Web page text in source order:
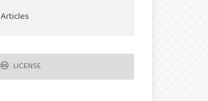
Articles
LICENSE